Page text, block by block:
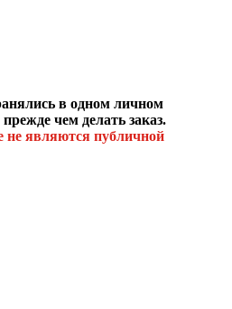
в одном личном
чем делать заказ.
являются публичной